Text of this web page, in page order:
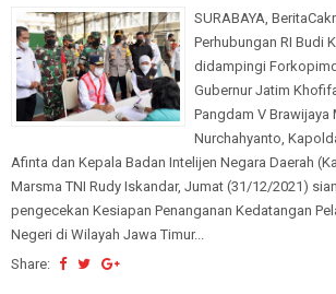
SURABAYA,
Perhubungan RI Budi
didampingi
Gubernur Jatim
Pangdam V Brawijaya
Nurchahyanto,
Afinta dan Kepala Badan Intelijen Negara Daerah
Marsma TNI Rudy Iskandar, Jumat (31/12/2021)
pengecekan Kesiapan Penanganan Kedatangan
Negeri di Wilayah Jawa Timur...
Share: